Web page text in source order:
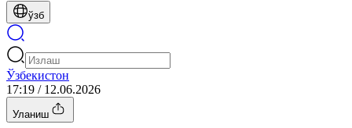
ўзб
Ўзбекистон
17:19 / 12.06.2026
Уланиш